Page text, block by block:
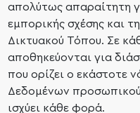
απολύτως απαραίτητη
εμπορικής σχέσης και
Δικτυακού Τόπου. Σε
αποθηκεύονται για
που ορίζει ο εκάστοτε
Δεδομένων
ισχύει κάθε φορά.